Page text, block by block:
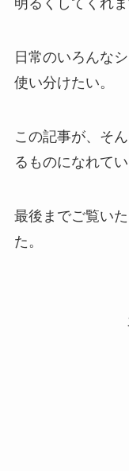
明るくしてくれま
日常のいろんな
使い分けたい。
この記事が、そ
るものになれて
最後までご覧い
た。